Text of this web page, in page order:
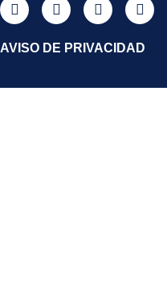
AVISO DE PRIVACIDAD